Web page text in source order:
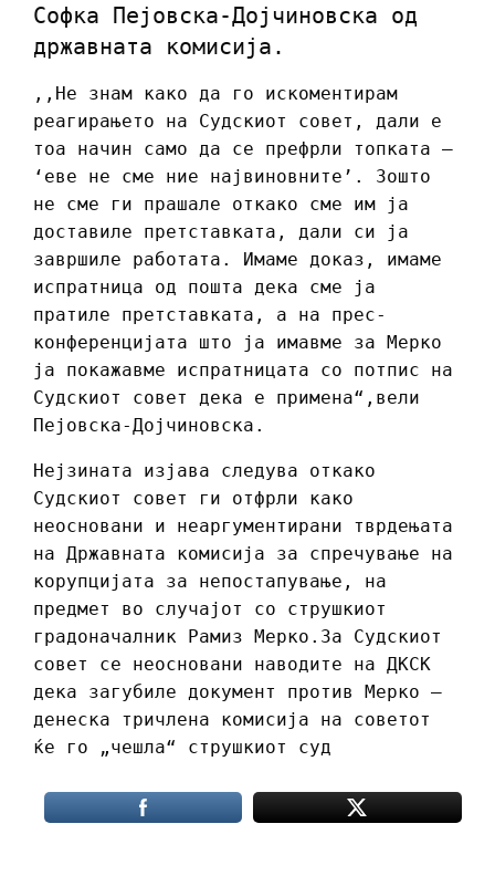
Софка Пејовска-Дојчиновска од
државната комисија.
,,Не знам како да го искоментирам
реагирањето на Судскиот совет, дали е
тоа начин само да се префрли топката –
‘еве не сме ние највиновните’. Зошто
не сме ги прашале откако сме им ја
доставиле претставката, дали си ја
завршиле работата. Имаме доказ, имаме
испратница од пошта дека сме ја
пратиле претставката, а на прес-
конференцијата што ја имавме за Мерко
ја покажавме испратницата со потпис на
Судскиот совет дека е примена“,вели
Пејовска-Дојчиновска.
Нејзината изјава следува откако
Судскиот совет ги отфрли како
неосновани и неаргументирани тврдењата
на Државната комисија за спречување на
корупцијата за непостапување, на
предмет во случајот со струшкиот
градоначалник Рамиз Мерко.За Судскиот
совет се неосновани наводите на ДКСК
дека загубиле документ против Мерко –
денеска тричлена комисија на советот
ќе го „чешла“ струшкиот суд